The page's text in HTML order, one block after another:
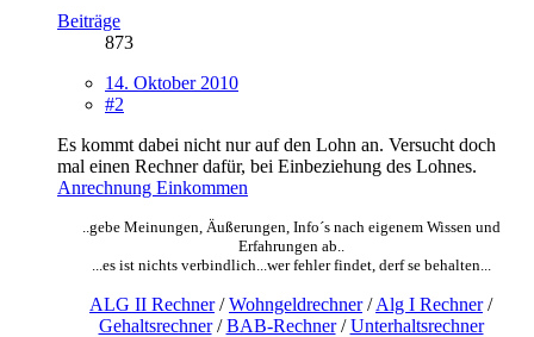
Beiträge
873
14. Oktober 2010
#2
Es kommt dabei nicht nur auf den Lohn an. Versucht doch
mal einen Rechner dafür, bei Einbeziehung des Lohnes.
Anrechnung Einkommen
..gebe Meinungen, Äußerungen, Info´s nach eigenem Wissen und
Erfahrungen ab..
...es ist nichts verbindlich...wer fehler findet, derf se behalten...
ALG II Rechner/Wohngeldrechner/Alg I Rechner/
Gehaltsrechner/BAB-Rechner/Unterhaltsrechner